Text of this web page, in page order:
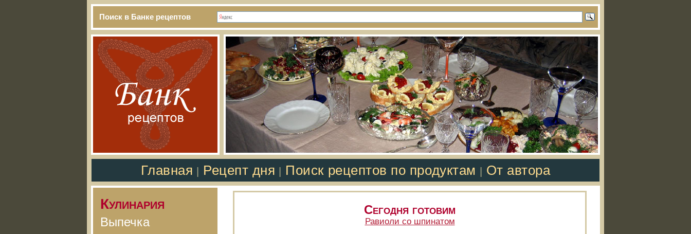
Поиск в Банке рецептов
Главная Рецепт дня Поиск рецептов по продуктам От автора
Кулинария
Выпечка
Сегодня готовим
Равиоли со шпинатом